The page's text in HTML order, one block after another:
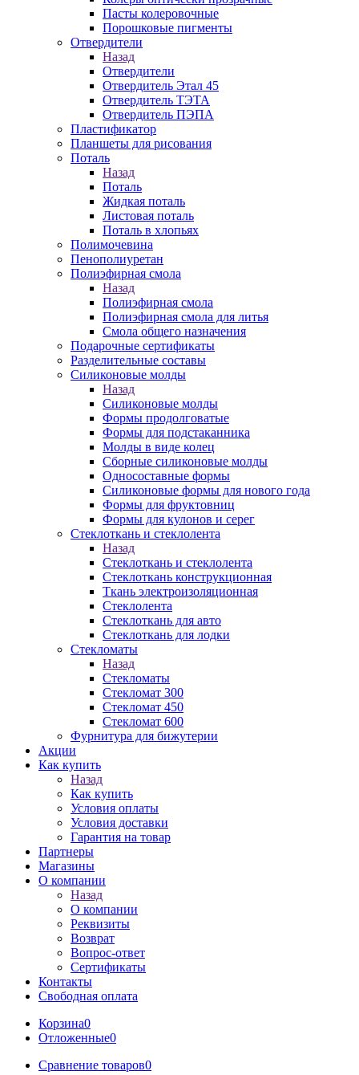
Пасты колеровочные
Порошковые пигменты
Отвердители
Назад
Отвердители
Отвердитель Этал 45
Отвердитель ТЭТА
Отвердитель ПЭПА
Пластификатор
Планшеты для рисования
Поталь
Назад
Поталь
Жидкая поталь
Листовая поталь
Поталь в хлопьях
Полимочевина
Пенополиуретан
Полиэфирная смола
Назад
Полиэфирная смола
Полиэфирная смола для литья
Смола общего назначения
Подарочные сертификаты
Разделительные составы
Силиконовые молды
Назад
Силиконовые молды
Формы продолговатые
Формы для подстаканника
Молды в виде колец
Сборные силиконовые молды
Односоставные формы
Силиконовые формы для нового года
Формы для фруктовниц
Формы для кулонов и серег
Стеклоткань и стеклолента
Назад
Стеклоткань и стеклолента
Стеклоткань конструкционная
Ткань электроизоляционная
Стеклолента
Стеклоткань для авто
Стеклоткань для лодки
Стекломаты
Назад
Стекломаты
Стекломат 300
Стекломат 450
Стекломат 600
Фурнитура для бижутерии
Акции
Как купить
Назад
Как купить
Условия оплаты
Условия доставки
Гарантия на товар
Партнеры
Магазины
О компании
Назад
О компании
Реквизиты
Возврат
Вопрос-ответ
Сертификаты
Контакты
Свободная оплата
Корзина0
Отложенные0
Сравнение товаров0